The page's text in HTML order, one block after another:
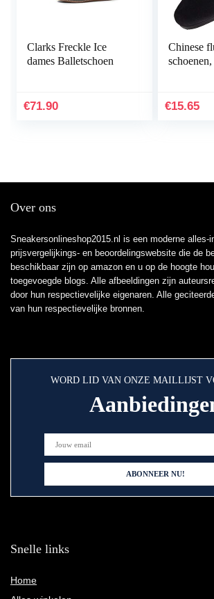
Clarks Freckle Ice
dames Balletschoen
€71.90
Chinese
€15.65
Over ons
Sneakersonlineshop2015.nl is een moderne alles-
prijsvergelijkings- en beoordelingswebsite die de
beschikbaar zijn op amazon en u op de hoogte
toegevoegde blogs. Alle afbeeldingen zijn
door hun respectievelijke eigenaren. Alle
van hun respectievelijke bronnen.
WORD LID VAN ONZE MAILLIJST
Snelle links
Home